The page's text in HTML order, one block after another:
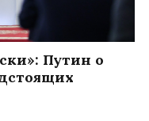
Путин о